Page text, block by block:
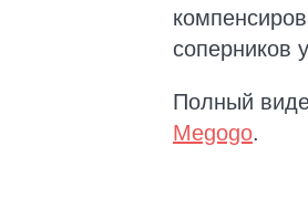
соперников
Полный
Megogo.